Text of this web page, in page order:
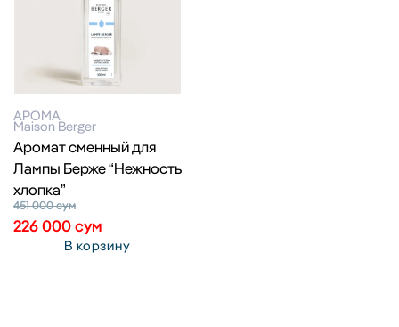
АРОМА
Maison Berger
Аромат сменный для
Лампы Берже “Нежность
хлопка”
451 000сум
226 000сум
В корзину